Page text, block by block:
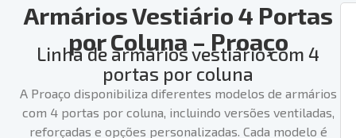
Armários Vestiário 4 Portas
por Coluna – Proaço
Linha de armários vestiário com 4
portas por coluna
A Proaço disponibiliza diferentes modelos de armários
com 4 portas por coluna, incluindo versões ventiladas,
reforçadas e opções personalizadas. Cada modelo é